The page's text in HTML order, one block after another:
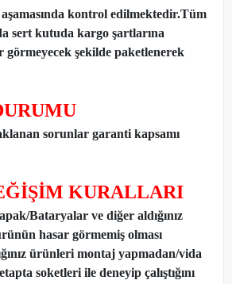
kontrol edilmektedir.Tüm
sert kutuda kargo şartlarına
görmeyecek şekilde paketlenerek
sorunlar garanti kapsamı
KURALLARI
Bataryalar ve diğer aldığınız
hasar görmemiş olması
ürünleri montaj yapmadan/vida
soketleri ile deneyip çalıştığını